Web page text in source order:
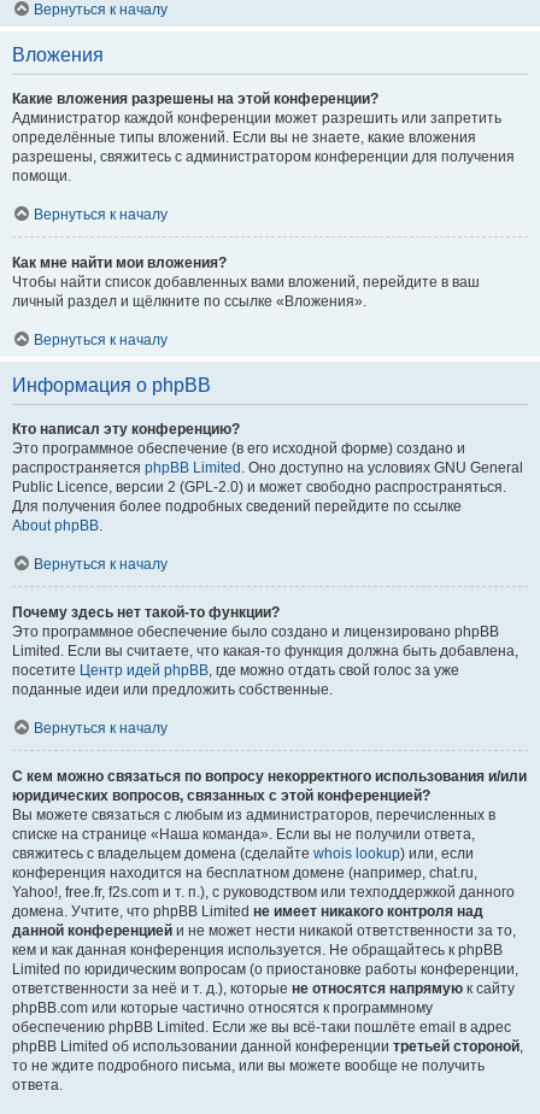
Вернуться к началу
Вложения
Какие вложения разрешены на этой конференции?
Администратор каждой конференции может разрешить или запретить
определённые типы вложений. Если вы не знаете, какие вложения
разрешены, свяжитесь с администратором конференции для получения
помощи.
Вернуться к началу
Как мне найти мои вложения?
Чтобы найти список добавленных вами вложений, перейдите в ваш
личный раздел и щёлкните по ссылке «Вложения».
Вернуться к началу
Информация о phpBB
Кто написал эту конференцию?
Это программное обеспечение (в его исходной форме) создано и
распространяется phpBB Limited . Оно доступно на условиях GNU General
Public Licence, версии 2 (GPL-2.0) и может свободно распространяться.
Для получения более подробных сведений перейдите по ссылке
About phpBB.
Вернуться к началу
Почему здесь нет такой-то функции?
Это программное обеспечение было создано и лицензировано phpBB
Limited. Если вы считаете, что какая-то функция должна быть добавлена,
посетите Центр идей phpBB, где можно отдать свой голос за уже
поданные идеи или предложить собственные.
Вернуться к началу
С кем можно связаться по вопросу некорректного использования и/или
юридических вопросов, связанных с этой конференцией?
Вы можете связаться с любым из администраторов, перечисленных в
списке на странице «Наша команда». Если вы не получили ответа,
свяжитесь с владельцем домена (сделайте whois lookup) или, если
конференция находится на бесплатном домене (например, chat.ru,
Yahoo!, free.fr, f2s.com и т. п.), с руководством или техподдержкой данного
домена. Учтите, что phpBB Limited не имеет никакого контроля над
данной конференцией и не может нести никакой ответственности за то,
кем и как данная конференция используется. Не обращайтесь к phpBB
Limited по юридическим вопросам (о приостановке работы конференции,
ответственности за неё и т. д.), которые не относятся напрямую к сайту
phpBB.com или которые частично относятся к программному
обеспечению phpBB Limited. Если же вы всё-таки пошлёте email в адрес
phpBB Limited об использовании данной конференции третьей стороной,
то не ждите подробного письма, или вы можете вообще не получить
ответа.